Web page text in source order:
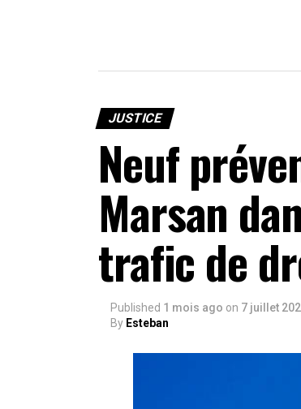
JUSTICE
Neuf
Marsan
trafic de
Published 1 mois ago on 7 juillet
By Esteban